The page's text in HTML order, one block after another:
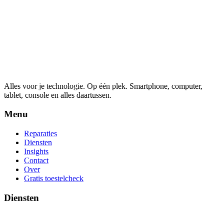
Alles voor je technologie. Op één plek. Smartphone, computer,
tablet, console en alles daartussen.
Menu
Reparaties
Diensten
Insights
Contact
Over
Gratis toestelcheck
Diensten